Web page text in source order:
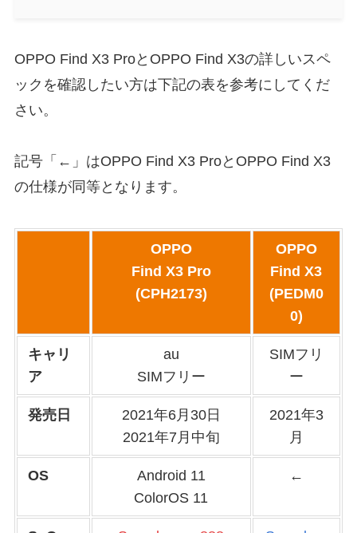
OPPO Find X3 ProとOPPO Find X3の詳しいスペ
ックを確認したい方は下記の表を参考にしてくだ
さい。
記号「←」はOPPO Find X3 ProとOPPO Find X3
の仕様が同等となります。
OPPO
Find X3 Pro
(CPH2173)
OPPO
Find X3
(PEDM0
0)
キャリ
ア
au
SIMフリー
SIMフリ
ー
発売日
2021年6月30日
2021年7月中旬
2021年3
月
OS
Android 11
ColorOS 11
←